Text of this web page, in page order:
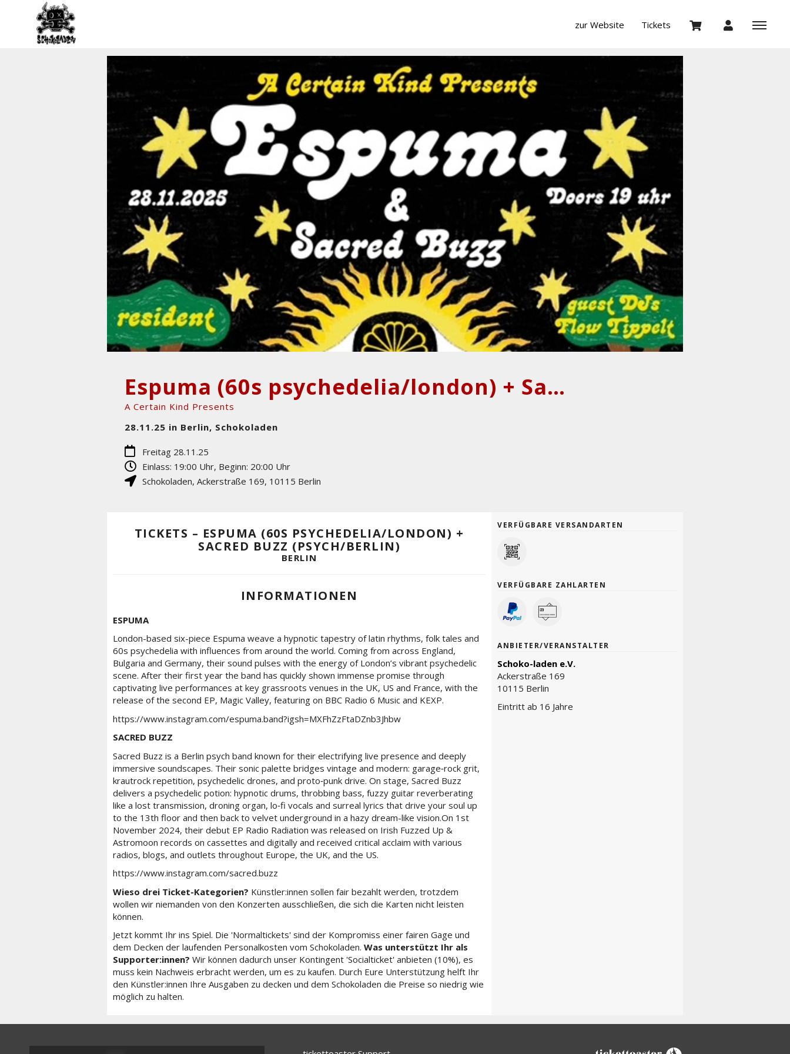
zur Website Tickets
Espuma (60s psychedelia/london) + Sacred Buzz (psych/berlin)
A Certain Kind Presents
28.11.25 in Berlin, Schokoladen
Freitag 28.11.25
Einlass: 19:00 Uhr, Beginn: 20:00 Uhr
Schokoladen, Ackerstraße 169, 10115 Berlin
TICKETS – ESPUMA (60S PSYCHEDELIA/LONDON) +
SACRED BUZZ (PSYCH/BERLIN)
BERLIN
INFORMATIONEN
ESPUMA
London-based six-piece Espuma weave a hypnotic tapestry of latin rhythms, folk tales and
60s psychedelia with influences from around the world. Coming from across England,
Bulgaria and Germany, their sound pulses with the energy of London’s vibrant psychedelic
scene. After their first year the band has quickly shown immense promise through
captivating live performances at key grassroots venues in the UK, US and France, with the
release of the second EP, Magic Valley, featuring on BBC Radio 6 Music and KEXP.
https://www.instagram.com/espuma.band?igsh=MXFhZzFtaDZnb3Jhbw
SACRED BUZZ
Sacred Buzz is a Berlin psych band known for their electrifying live presence and deeply
immersive soundscapes. Their sonic palette bridges vintage and modern: garage‑rock grit,
krautrock repetition, psychedelic drones, and proto‑punk drive. On stage, Sacred Buzz
delivers a psychedelic potion: hypnotic drums, throbbing bass, fuzzy guitar reverberating
like a lost transmission, droning organ, lo‑fi vocals and surreal lyrics that drive your soul up
to the 13th floor and then back to velvet underground in a hazy dream-like vision.On 1st
November 2024, their debut EP Radio Radiation was released on Irish Fuzzed Up &
Astromoon records on cassettes and digitally and received critical acclaim with various
radios, blogs, and outlets throughout Europe, the UK, and the US.
https://www.instagram.com/sacred.buzz
Wieso drei Ticket-Kategorien? Künstler:innen sollen fair bezahlt werden, trotzdem
wollen wir niemanden von den Konzerten ausschließen, die sich die Karten nicht leisten
können.
Jetzt kommt Ihr ins Spiel. Die 'Normaltickets' sind der Kompromiss einer fairen Gage und
dem Decken der laufenden Personalkosten vom Schokoladen. Was unterstützt Ihr als
Supporter:innen? Wir können dadurch unser Kontingent 'Socialticket' anbieten (10%), es
muss kein Nachweis erbracht werden, um es zu kaufen. Durch Eure Unterstützung helft Ihr
den Künstler:innen Ihre Ausgaben zu decken und dem Schokoladen die Preise so niedrig wie
möglich zu halten.
VERFÜGBARE VERSANDARTEN
VERFÜGBARE ZAHLARTEN
ANBIETER/VERANSTALTER
Schoko-laden e.V.
Ackerstraße 169
10115 Berlin
Eintritt ab 16 Jahre